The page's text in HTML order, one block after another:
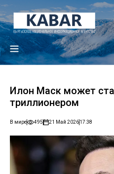
Илон Маск может
триллионером
В мире 495 21 Май 202617:38